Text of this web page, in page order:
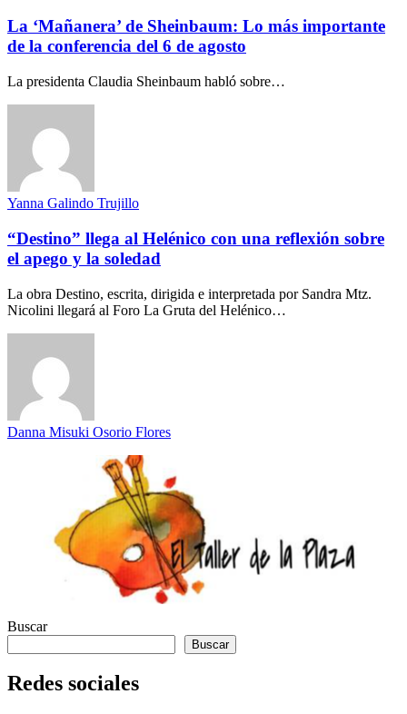
La ‘Mañanera’ de Sheinbaum: Lo más importante
de la conferencia del 6 de agosto
La presidenta Claudia Sheinbaum habló sobre…
Yanna Galindo Trujillo
“Destino” llega al Helénico con una reflexión sobre
el apego y la soledad
La obra Destino, escrita, dirigida e interpretada por Sandra Mtz.
Nicolini llegará al Foro La Gruta del Helénico…
Danna Misuki Osorio Flores
Buscar
Buscar
Redes sociales